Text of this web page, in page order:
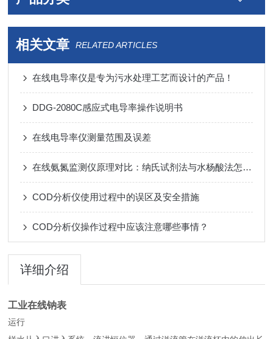
相关文章 RELATED ARTICLES
在线电导率仪是专为污水处理工艺而设计的产品！
DDG-2080C感应式电导率操作说明书
在线电导率仪测量范围及误差
在线氨氮监测仪原理对比：纳氏试剂法与水杨酸法怎么选？
COD分析仪使用过程中的误区及安全措施
COD分析仪操作过程中应该注意哪些事情？
详细介绍
工业在线钠表
运行